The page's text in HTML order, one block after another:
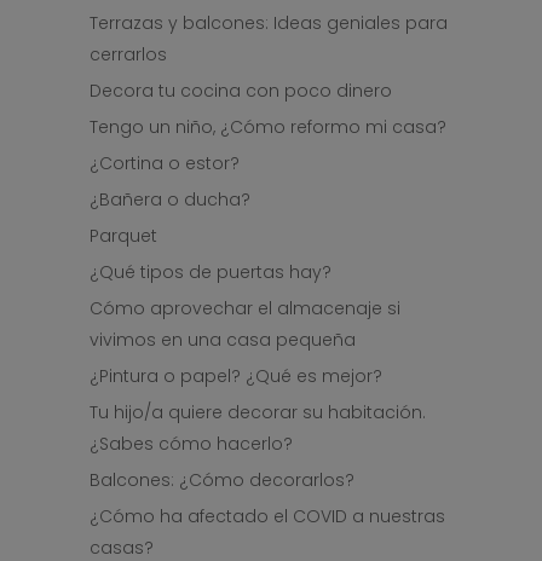
Terrazas y balcones: Ideas geniales para
cerrarlos
Decora tu cocina con poco dinero
Tengo un niño, ¿Cómo reformo mi casa?
¿Cortina o estor?
¿Bañera o ducha?
Parquet
¿Qué tipos de puertas hay?
Cómo aprovechar el almacenaje si
vivimos en una casa pequeña
¿Pintura o papel? ¿Qué es mejor?
Tu hijo/a quiere decorar su habitación.
¿Sabes cómo hacerlo?
Balcones: ¿Cómo decorarlos?
¿Cómo ha afectado el COVID a nuestras
casas?